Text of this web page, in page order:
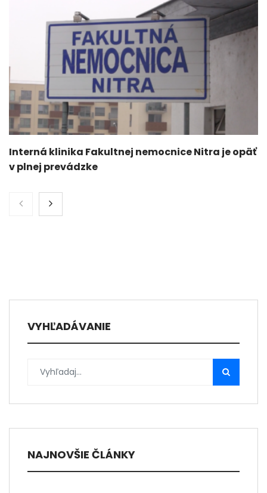
Interná klinika Fakultnej nemocnice Nitra je opäť
v plnej prevádzke
VYHĽADÁVANIE
NAJNOVŠIE ČLÁNKY